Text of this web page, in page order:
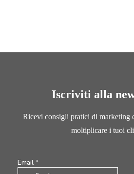
Iscriviti alla
Ricevi consigli pratici di marketing
moltiplicare i tuoi